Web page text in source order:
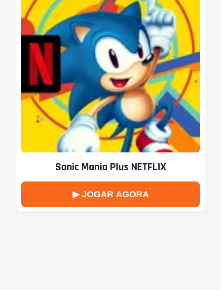
Sonic Mania Plus NETFLIX
▶ JOGAR AGORA